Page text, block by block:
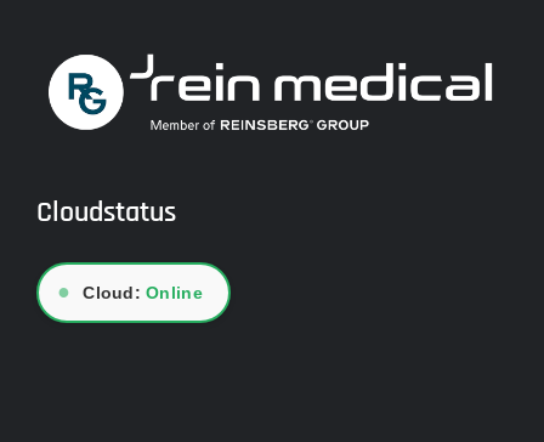
Cloudstatus
● Cloud:Online